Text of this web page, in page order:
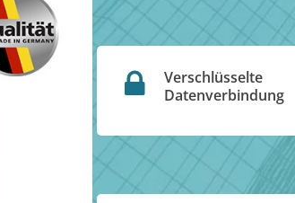
Verschlüsselte
Datenverbindung